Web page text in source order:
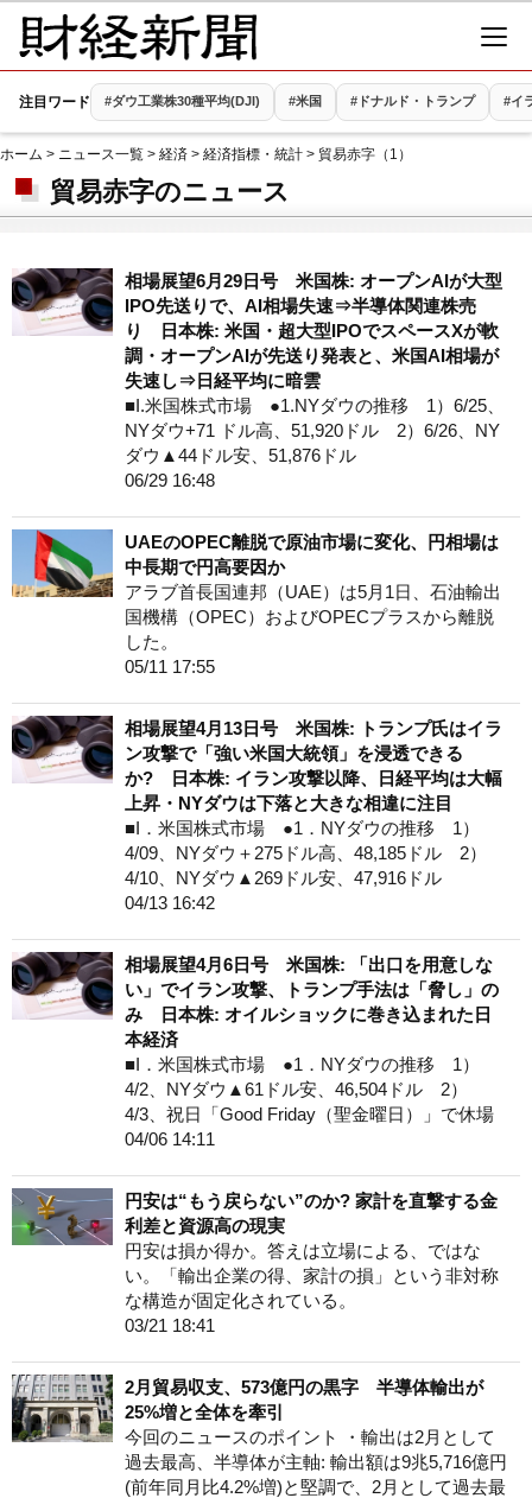
注目ワード #ダウ工業株30種平均(DJI) #米国 #ドナルド・トランプ #イ
ホーム > ニュース一覧 > 経済 > 経済指標・統計 > 貿易赤字（1）
貿易赤字のニュース
相場展望6月29日号 米国株: オープンAIが大型
IPO先送りで、AI相場失速⇒半導体関連株売
り 日本株: 米国・超大型IPOでスペースXが軟
調・オープンAIが先送り発表と、米国AI相場が
失速し⇒日経平均に暗雲
■I.米国株式市場 ●1.NYダウの推移 1）6/25、
NYダウ+71 ドル高、51,920ドル 2）6/26、NY
ダウ▲44ドル安、51,876ドル
06/29 16:48
UAEのOPEC離脱で原油市場に変化、円相場は
中長期で円高要因か
アラブ首長国連邦（UAE）は5月1日、石油輸出
国機構（OPEC）およびOPECプラスから離脱
した。
05/11 17:55
相場展望4月13日号 米国株: トランプ氏はイラ
ン攻撃で「強い米国大統領」を浸透できる
か? 日本株: イラン攻撃以降、日経平均は大幅
上昇・NYダウは下落と大きな相違に注目
■I．米国株式市場 ●1．NYダウの推移 1）
4/09、NYダウ＋275ドル高、48,185ドル 2）
4/10、NYダウ▲269ドル安、47,916ドル
04/13 16:42
相場展望4月6日号 米国株: 「出口を用意しな
い」でイラン攻撃、トランプ手法は「脅し」の
み 日本株: オイルショックに巻き込まれた日
本経済
■I．米国株式市場 ●1．NYダウの推移 1）
4/2、NYダウ▲61ドル安、46,504ドル 2）
4/3、祝日「Good Friday（聖金曜日）」で休場
04/06 14:11
円安は“もう戻らない”のか? 家計を直撃する金
利差と資源高の現実
円安は損か得か。答えは立場による、ではな
い。「輸出企業の得、家計の損」という非対称
な構造が固定化されている。
03/21 18:41
2月貿易収支、573億円の黒字 半導体輸出が
25%増と全体を牽引
今回のニュースのポイント ・輸出は2月として
過去最高、半導体が主軸: 輸出額は9兆5,716億円
(前年同月比4.2%増)と堅調で、2月として過去最